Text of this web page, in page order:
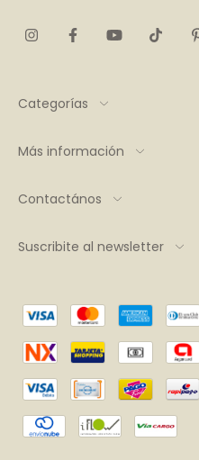
Categorías
Más información
Contactános
Suscribite al newsletter